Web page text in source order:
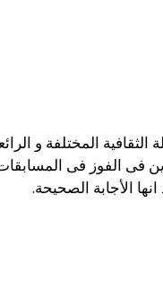
المختلفة و
فى الفوز فى
الأجابة الصحيحة.